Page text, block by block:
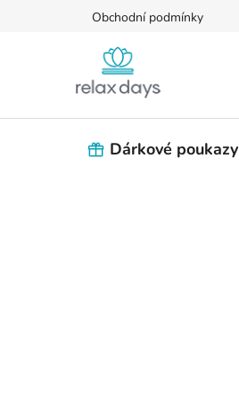
Obchodní podmínky
Dárkové poukazy